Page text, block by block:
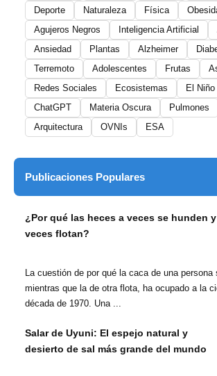
Deporte
Naturaleza Física
Agujeros Negros
Inteligencia Artificial
Ansiedad
Plantas Alzheimer
Terremoto
Adolescentes Frutas
Redes Sociales
Ecosistemas El Niño
ChatGPT
Materia Oscura Pulmones
Arquitectura
OVNIs ESA
Publicaciones Populares
¿Por qué las heces a veces se hunden
veces flotan?
La cuestión de por qué la caca de una persona
mientras que la de otra flota, ha ocupado a la
década de 1970. Una ...
Salar de Uyuni: El espejo natural y
desierto de sal más grande del mundo